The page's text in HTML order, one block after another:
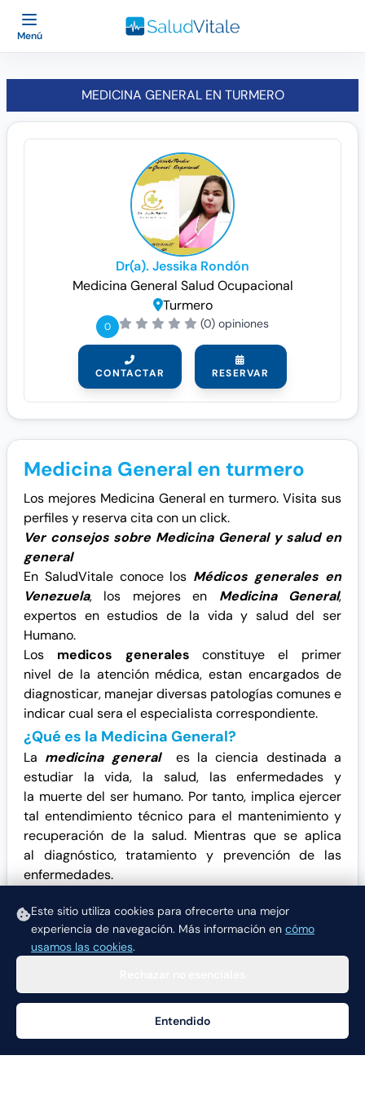
Este sitio utiliza cookies para ofrecerte una mejor
experiencia de navegación. Más información en cómo
usamos las cookies.
Entendido
Menú
MEDICINA GENERAL EN TURMERO
Dr(a). Jessika Rondón
Medicina General Salud Ocupacional
Turmero
0 (0) opiniones
CONTACTAR RESERVAR
Medicina General en turmero
Los mejores Medicina General en turmero. Visita sus
perfiles y reserva cita con un click.
Ver consejos sobre Medicina General y salud en
general
En SaludVitale conoce los Médicos generales en
Venezuela, los mejores en Medicina General,
expertos en estudios de la vida y salud del ser
Humano.
Los medicos generalesconstituye el primer
nivel de la atención médica, estan encargados de
diagnosticar, manejar diversas patologías comunes e
indicar cual sera el especialista correspondiente.
¿Qué es la Medicina General?
La medicina generales la ciencia destinada a
estudiar la vida, la salud, las enfermedades y
la muerte del ser humano. Por tanto, implica ejercer
tal entendimiento técnico para el mantenimiento y
recuperación de la salud. Mientras que se aplica
al diagnóstico, tratamiento y prevención de las
enfermedades.
Ayuda